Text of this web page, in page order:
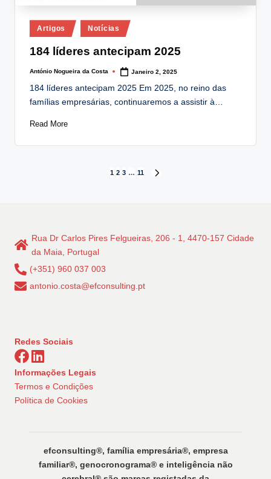
Posted
in
Artigos Notícias
184 líderes antecipam 2025
Posted
António Nogueira da Costa Janeiro 2, 2025
184 líderes antecipam 2025 Em 2025, no reino das
famílias empresárias, continuaremos a assistir à…
Read More
dos
1 2 3 … 11
Rua Dr Carlos Pires Felgueiras, 206 - 1, 4470-157 Cidade
da Maia, Portugal
(+351) 960 037 003
antonio.costa@efconsulting.pt
Redes Sociais
Informações Legais
Termos e Condições
Política de Cookies
efconsulting®️, família empresária®️, empresa
familiar®️, genocronograma®️ e inteligência não